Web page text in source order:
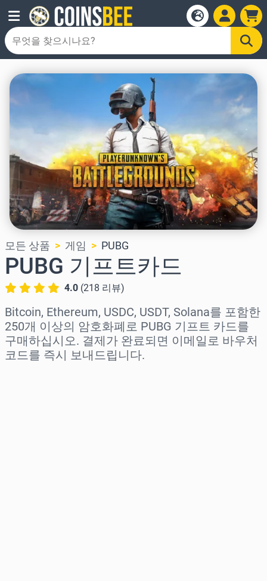
모든 상품 게임 PUBG
PUBG 기프트카드
4.0 (218 리뷰)
Bitcoin, Ethereum, USDC, USDT, Solana를 포함한
250개 이상의 암호화폐로 PUBG 기프트 카드를
구매하십시오. 결제가 완료되면 이메일로 바우처
코드를 즉시 보내드립니다.